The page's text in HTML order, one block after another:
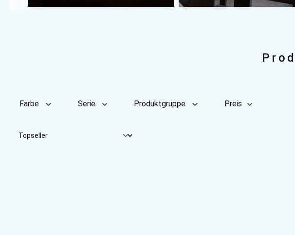
Farbe Serie Produktgruppe Preis